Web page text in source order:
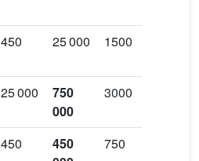
450 25 000 1500
25 000
750
000
3000
450
450
750